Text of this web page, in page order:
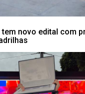
tem novo edital com